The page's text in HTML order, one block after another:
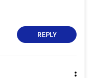
REPLY